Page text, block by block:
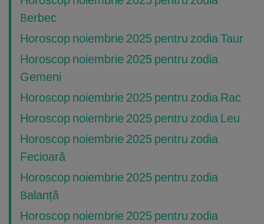
Berbec
Horoscop noiembrie 2025 pentru zodia Taur
Horoscop noiembrie 2025 pentru zodia
Gemeni
Horoscop noiembrie 2025 pentru zodia Rac
Horoscop noiembrie 2025 pentru zodia Leu
Horoscop noiembrie 2025 pentru zodia
Fecioară
Horoscop noiembrie 2025 pentru zodia
Balanță
Horoscop noiembrie 2025 pentru zodia